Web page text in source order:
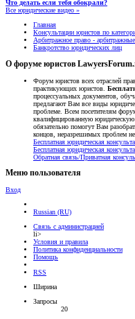
Что делать если тебя обокрали?
Все юридические видео »
Главная
Консультации юристов по
Арбитражное право -
Банкротство юридических лиц
О форуме юристов
Форум юристов всех отраслей
практикующих юристов.
процессуальных документов,
предлагают Вам все виды
проблеме. Всем посетителям
квалифицированную
обязательно помогут Вам
концов, неразрешимых проблем
Бесплатная юридическая
Бесплатная юридическая
Обратная связь/Приватная
Меню пользователя
Вход
Russian (RU)
Связь с администрацией
li>
Условия и правила
Политика конфиденциальности
Помощь
RSS
Ширина
Запросы
20